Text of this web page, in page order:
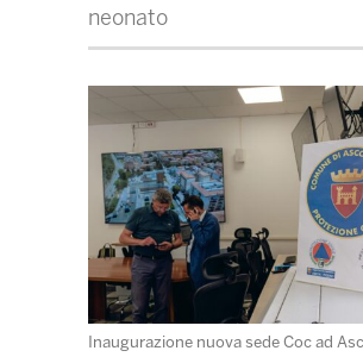
neonato
Inaugurazione nuova sede Coc ad